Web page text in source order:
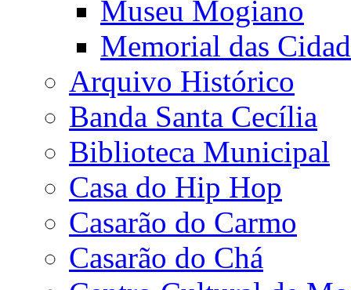
Museu Mogiano
Memorial das
Arquivo Histórico
Banda Santa Cecília
Biblioteca Municipal
Casa do Hip Hop
Casarão do Carmo
Casarão do Chá